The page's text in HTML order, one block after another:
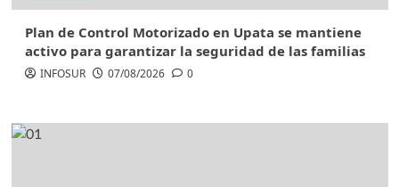
Plan de Control Motorizado en Upata se mantiene
activo para garantizar la seguridad de las familias
INFOSUR 07/08/2026 0